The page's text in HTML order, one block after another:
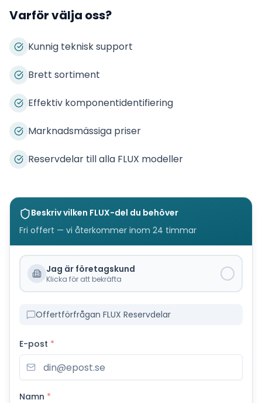
Varför välja oss?
Kunnig teknisk support
Brett sortiment
Effektiv komponentidentifiering
Marknadsmässiga priser
Reservdelar till alla FLUX modeller
Beskriv vilken FLUX-del du behöver
Fri offert — vi återkommer inom 24 timmar
Jag är företagskund
Klicka för att bekräfta
Offertförfrågan FLUX Reservdelar
E-post *
Namn *